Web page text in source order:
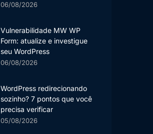
06/08/2026
Vulnerabilidade MW WP
Form: atualize e investigue
seu WordPress
06/08/2026
WordPress redirecionando
sozinho? 7 pontos que você
precisa verificar
05/08/2026